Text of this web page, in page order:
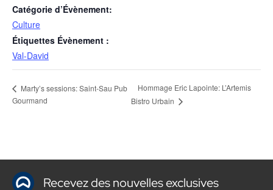
Catégorie d’Évènement:
Culture
Étiquettes Évènement :
Val-David
Marty’s sessions: Saint-Sau Pub
Gourmand
Hommage Eric Lapointe: L’Artemis
Bistro Urbain
Recevez des nouvelles exclusives